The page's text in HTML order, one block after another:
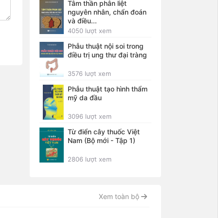
Tâm thần phân liệt
nguyên nhân, chẩn đoán
và điều...
4050 lượt xem
Phẫu thuật nội soi trong
điều trị ung thư đại tràng
3576 lượt xem
Phẫu thuật tạo hình thẩm
mỹ da đầu
3096 lượt xem
Từ điển cây thuốc Việt
Nam (Bộ mới - Tập 1)
2806 lượt xem
Xem toàn bộ